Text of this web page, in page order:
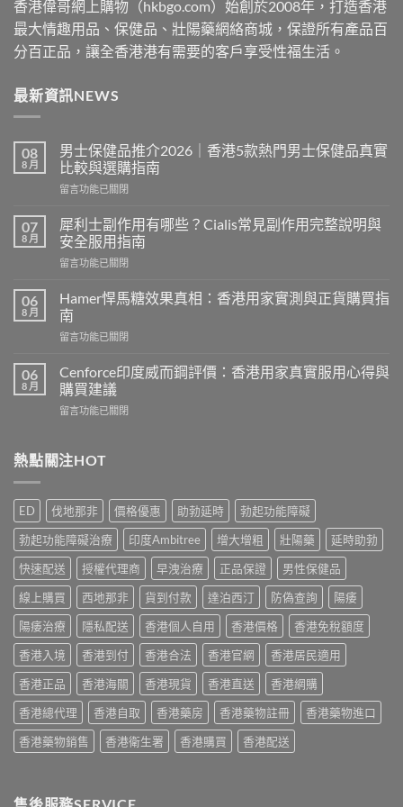
香港偉哥網上購物（hkbgo.com）始創於2008年，打造香港
最大情趣用品、保健品、壯陽藥網絡商城，保證所有產品百
分百正品，讓全香港港有需要的客戶享受性福生活。
最新資訊NEWS
08
8 月
男士保健品推介2026｜香港5款熱門男士保健品真實
比較與選購指南
在
士
保
健
品
介
2026
｜
香
5
款
門
保
真
實
比
較
與
選
購
指
南〉
中
留言功能已關閉
07
8 月
犀利士副作用有哪些？Cialis常見副作用完整說明與
安全服用指南
在
利
士
副
作
有
哪
些？
Cialis
副
完
整
說
明
與
安
全
服
用
指
南〉
中
留言功能已關閉
06
8 月
Hamer悍馬糖效果真相：香港用家實測與正貨購買指
南
在
悍
馬
糖
效
相：
用
家
實
測
與
正
貨
購
買
指
南〉
中
留言功能已關閉
06
8 月
Cenforce印度威而鋼評價：香港用家真實服用心得與
購買建議
在
度
威
鋼
評
價：
香
港
用
家
真
實
服
用
心
得
與
購
買
建
留言功能已關閉
熱點關注HOT
ED 伐地那非 價格優惠 助勃延時
勃起功能障礙
勃起功能障礙治療
印度Ambitree 增大增粗 壯陽藥
延時助勃
快速配送
授權代理商 早洩治療 正品保證
男性保健品
線上購買
西地那非 貨到付款 達泊西汀 防偽查詢
陽痿
陽痿治療
隱私配送 香港個人自用 香港價格
香港免稅額度
香港入境
香港到付 香港合法 香港官網
香港居民適用
香港正品
香港海關 香港現貨 香港直送
香港網購
香港總代理
香港自取 香港藥房 香港藥物註冊
香港藥物進口
香港藥物銷售
香港衛生署 香港購買 香港配送